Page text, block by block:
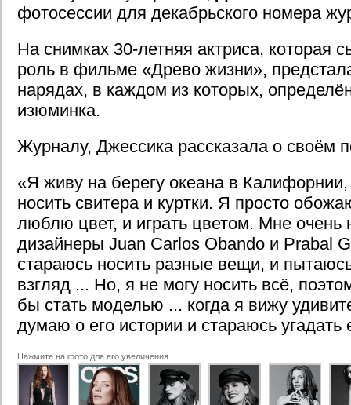
фотосессии для декабрьского номера
На снимках 30-летняя актриса, которая
роль в фильме «Древо жизни»,
нарядах, в каждом из которых,
изюминка.
Журналу, Джессика рассказала о своём
«Я живу на берегу океана в
носить свитера и куртки. Я просто
люблю цвет, и играть цветом. Мне очень
дизайнеры Juan Carlos Obando и Prabal
стараюсь носить разные вещи, и
взгляд ... Но, я не могу носить всё,
бы стать моделью ... когда я вижу
думаю о его истории и стараюсь угадать
Нажмите на фото для его увеличения